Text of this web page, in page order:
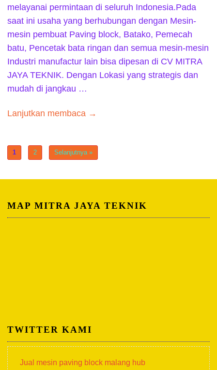
melayanai permintaan di seluruh Indonesia.Pada
saat ini usaha yang berhubungan dengan Mesin-
mesin pembuat Paving block, Batako, Pemecah
batu, Pencetak bata ringan dan semua mesin-mesin
Industri manufactur lain bisa dipesan di CV MITRA
JAYA TEKNIK. Dengan Lokasi yang strategis dan
mudah di jangkau …
Lanjutkan membaca →
1 2 Selanjutnya »
MAP MITRA JAYA TEKNIK
TWITTER KAMI
Jual mesin paving block malang hub